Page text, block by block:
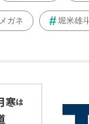
メガネ 堀米雄